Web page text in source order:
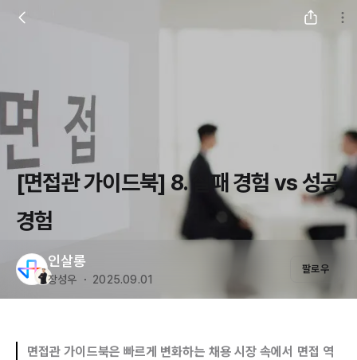
[면접관 가이드북] 8. 실패 경험 vs 성공
경험
인살롱
장성우 ・ 2025.09.01
팔로우
면접관 가이드북은 빠르게 변화하는 채용 시장 속에서 면접 역